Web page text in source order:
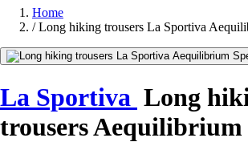
Home
/ Long hiking trousers La Sportiva
La Sportiva Long
trousers Aequilibrium